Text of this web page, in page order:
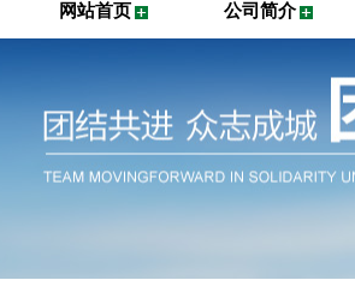
网站首页 公司简介